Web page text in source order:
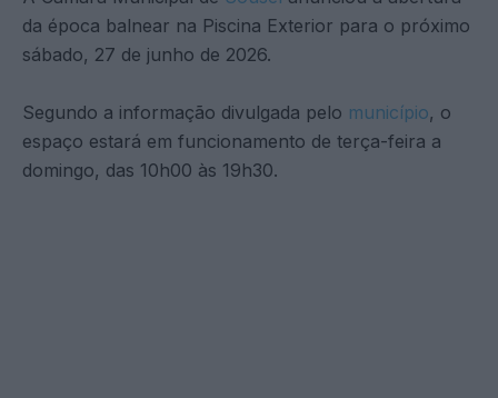
da época balnear na Piscina Exterior para o próximo
sábado, 27 de junho de 2026.
Segundo a informação divulgada pelo município, o
espaço estará em funcionamento de terça-feira a
domingo, das 10h00 às 19h30.